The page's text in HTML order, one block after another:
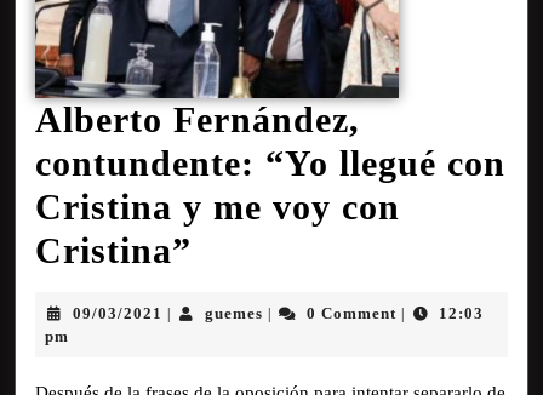
Alberto Fernández,
contundente: “Yo llegué con
Cristina y me voy con
Cristina”
09/03/2021 guemes 0 Comment
12:03
pm